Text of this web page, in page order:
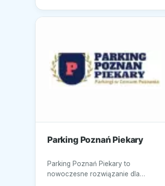
Parking Poznań Piekary
Parking Poznań Piekary to
nowoczesne rozwiązanie dla